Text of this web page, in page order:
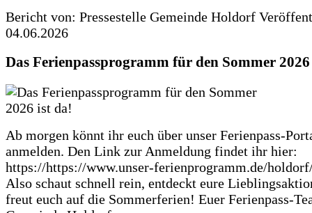
Bericht von: Pressestelle Gemeinde Holdorf
04.06.2026
Das Ferienpassprogramm für den Sommer
Ab morgen könnt ihr euch über unser Ferienpass-
anmelden. Den Link zur Anmeldung findet ihr hier:
https://https://www.unser-ferienprogramm.de/
Also schaut schnell rein, entdeckt eure
freut euch auf die Sommerferien! Euer Ferienpass-